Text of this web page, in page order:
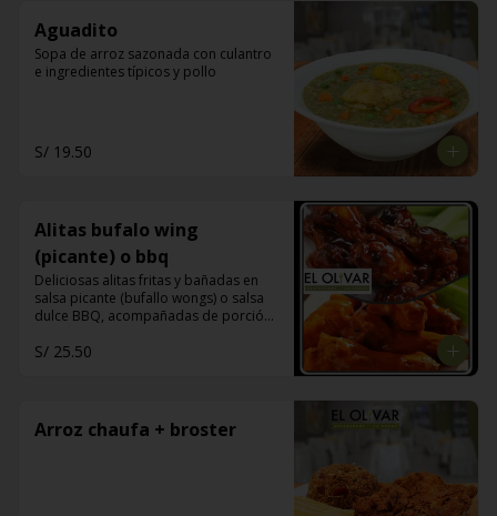
Aguadito
Sopa de arroz sazonada con culantro
e ingredientes típicos y pollo
S/ 19.50
Alitas bufalo wing
(picante) o bbq
Deliciosas alitas fritas y bañadas en
salsa picante (bufallo wongs) o salsa
dulce BBQ, acompañadas de porción
S/ 25.50
Arroz chaufa + broster